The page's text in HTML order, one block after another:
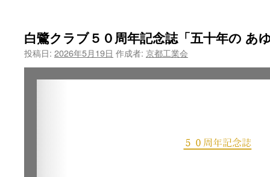
白鷺クラブ５０周年記念誌「五十年の あ
投稿日: 2026年5月19日 作成者: 京都工業会